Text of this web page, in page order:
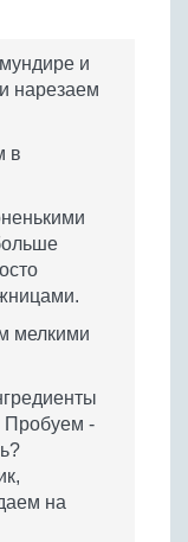
и
нарезаем
в
мелкими
Пробуем -
на